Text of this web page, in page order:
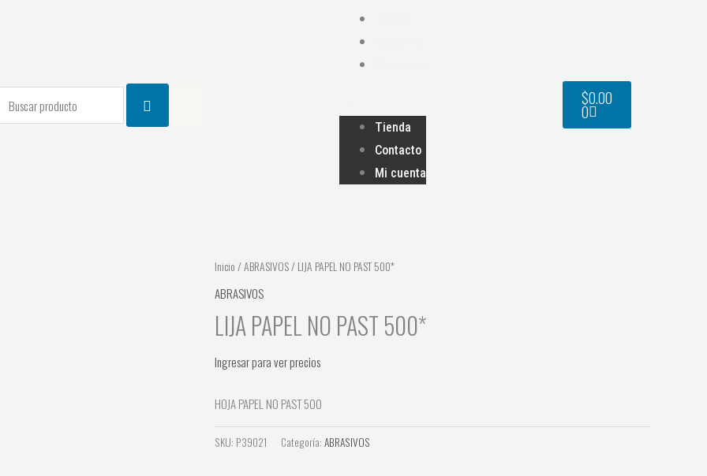
Tienda
Contacto
Mi cuenta
$0.00
0
Cart
Inicio /ABRASIVOS/ LIJA PAPEL NO PAST 500*
ABRASIVOS
LIJA PAPEL NO PAST 500*
Ingresar para ver precios
HOJA PAPEL NO PAST 500
SKU: P39021 Categoría: ABRASIVOS